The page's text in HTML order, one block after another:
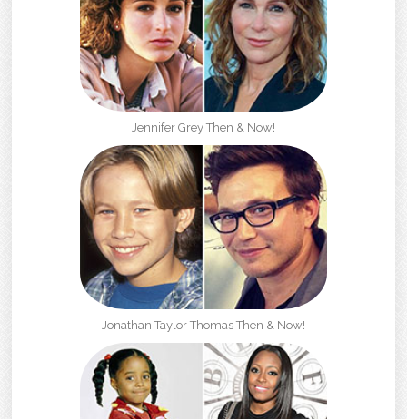
Jennifer Grey Then & Now!
Jonathan Taylor Thomas Then & Now!